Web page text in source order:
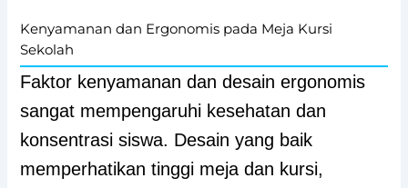
Kenyamanan dan Ergonomis pada Meja Kursi
Sekolah
Faktor kenyamanan dan desain ergonomis
sangat mempengaruhi kesehatan dan
konsentrasi siswa. Desain yang baik
memperhatikan tinggi meja dan kursi,